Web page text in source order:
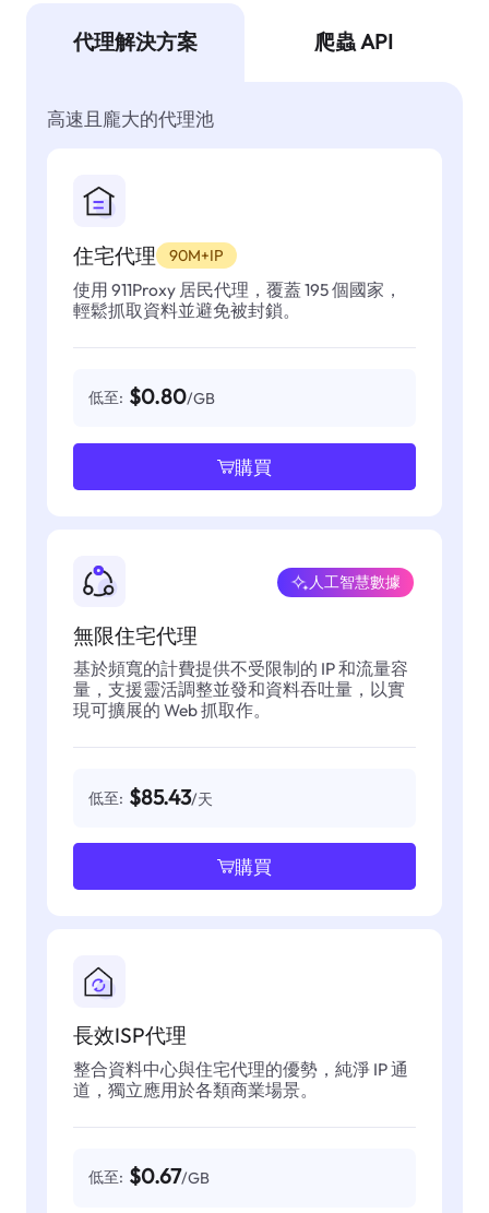
代理解決方案 爬蟲 API
高速且龐大的代理池
住宅代理 90M+IP
使用 911Proxy 居民代理，覆蓋 195 個國家，
輕鬆抓取資料並避免被封鎖。
低至: $0.80/GB
購買
無限住宅代理
人工智慧數據
基於頻寬的計費提供不受限制的 IP 和流量容
量，支援靈活調整並發和資料吞吐量，以實
現可擴展的 Web 抓取作。
低至: $85.43/天
購買
長效ISP代理
整合資料中心與住宅代理的優勢，純淨 IP 通
道，獨立應用於各類商業場景。
低至: $0.67/GB